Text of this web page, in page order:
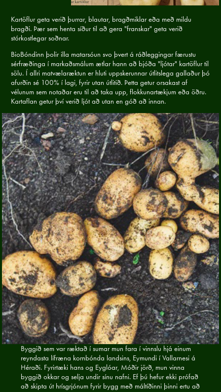
Kartöflur geta verið þurrar, blautar, bragðmiklar eða með mildu
bragði. Þær sem henta síður til að gera "franskar" geta verið
stórkostlegar soðnar.
BioBóndinn þolir illa matarsóun svo þvert á ráðleggingar færustu
sérfræðinga í markaðsmálum ætlar hann að bjóða "ljótar" kartöflur til
sölu. Í allri matvælaræktun er hluti uppskerunnar útlitslega gallaður þó
afurðin sé 100% í lagi, fyrir utan útlitið. Þetta getur orsakast af
vélunum sem notaðar eru til að taka upp, flokkunartækjum eða öðru.
Kartaflan getur því verið ljót að utan en góð að innan.
Byggið sem var ræktað í sumar mun fara í vinnslu hjá einum
reyndasta lífræna kornbónda landsins, Eymundi í Vallarnesi á
Héraði. Fyrirtæki hans og Eyglóar, Móðir jörð, mun vinna
byggið okkar og selja undir sínu nafni. Ef þú hefur ekki prófað
að skipta út hrísgrjónum fyrir bygg með máltíðinni þinni ertu að